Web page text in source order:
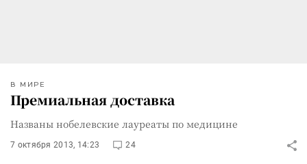
В МИРЕ
Премиальная доставка
Названы нобелевские лауреаты по медицине
7 октября 2013, 14:23 24